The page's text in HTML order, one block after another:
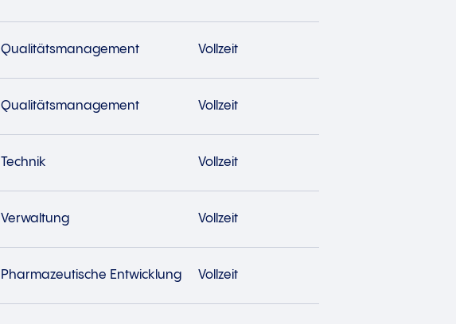
Qualitätsmanagement Vollzeit
Qualitätsmanagement Vollzeit
Technik Vollzeit
Verwaltung Vollzeit
Pharmazeutische Entwicklung Vollzeit